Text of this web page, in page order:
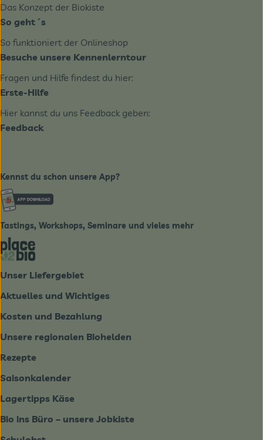
Das Konzept der Biokiste
So geht´s
So funktioniert der Onlineshop
Besuche unsere Kennenlerntour
Fragen und Hilfe findest du hier:
Erste-Hilfe
Hier kannst du uns Feedback geben:
Feedback
Kennst du schon unsere App?
Externer Link zu https://www.biobote-
Tastings, Workshops, Seminare und vieles mehr
Externer Link zu https://place2bio.de/
Unser Liefergebiet
Aktuelles und Wichtiges
Kosten und Bezahlung
Unsere regionalen Biohelden
Rezepte
Saisonkalender
Lagertipps Käse
Bio ins Büro – unsere Jobkiste